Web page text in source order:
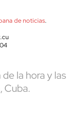
de noticias.
la hora y las
Cuba.